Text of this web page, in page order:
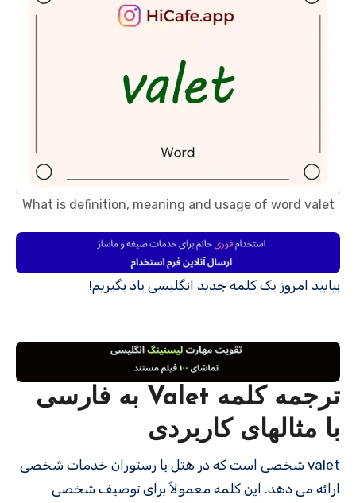
What is definition, meaning and usage of word valet
بیایید امروز یک کلمه جدید انگلیسی یاد بگیریم!
ترجمه کلمه Valet به فارسی
با مثالهای کاربردی
valet شخصی است که در هتل یا رستوران خدمات شخصی
ارائه می دهد. این کلمه معمولاً برای توصیف شخصی